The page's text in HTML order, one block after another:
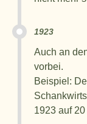
1923
Auch an
vorbei.
Beispiel:
1923 auf